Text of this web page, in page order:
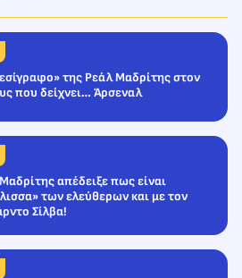
της Ρεάλ Μαδρίτης στον
που δείχνει… Άρσεναλ
απέδειξε πως είναι
των ελεύθερων και με τον
Σίλβα!